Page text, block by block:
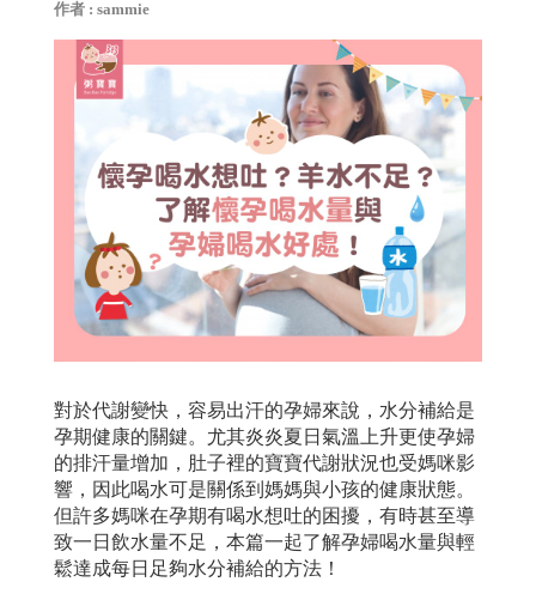
作者 : sammie
對於代謝變快，容易出汗的孕婦來說，水分補給是
孕期健康的關鍵。尤其炎炎夏日氣溫上升更使孕婦
的排汗量增加，肚子裡的寶寶代謝狀況也受媽咪影
響，因此喝水可是關係到媽媽與小孩的健康狀態。
但許多媽咪在孕期有喝水想吐的困擾，有時甚至導
致一日飲水量不足，本篇一起了解孕婦喝水量與輕
鬆達成每日足夠水分補給的方法！